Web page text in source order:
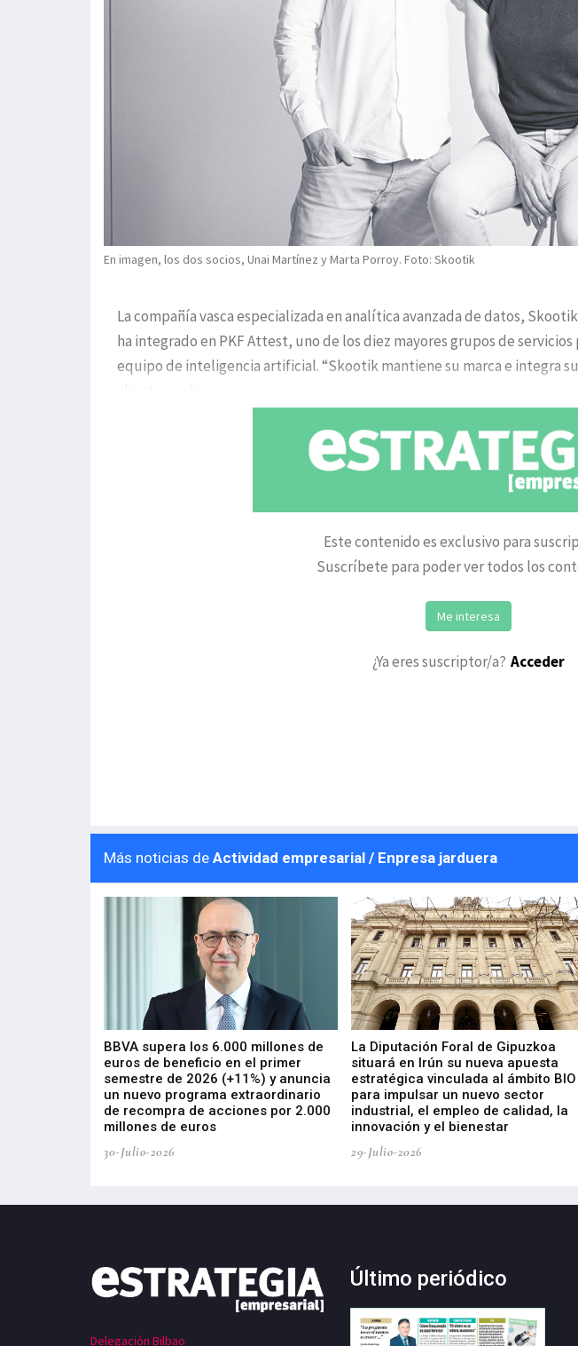
En imagen, los dos socios, Unai Martínez y Marta Porroy. Foto: Skootik
La compañía vasca especializada en analítica avanzada de datos,
ha integrado en PKF Attest, uno de los diez mayores grupos de
equipo de inteligencia artificial. “Skootik mantiene su marca e integra
clientes en la consu
Este contenido es exclusivo para
Suscríbete para poder ver todos los
Me interesa
¿Ya eres suscriptor/a? Acceder
Más noticias de Actividad empresarial / Enpresa jarduera
BBVA supera los 6.000 millones de
euros de beneficio en el primer
semestre de 2026 (+11%) y anuncia
un nuevo programa extraordinario
de recompra de acciones por 2.000
millones de euros
30-Julio-2026
La Diputación Foral de Gipuzkoa
situará en Irún su nueva apuesta
estratégica vinculada al ámbito BIO
para impulsar un nuevo sector
industrial, el empleo de calidad, la
innovación y el bienestar
29-Julio-2026
Delegación Bilbao
Último periódico